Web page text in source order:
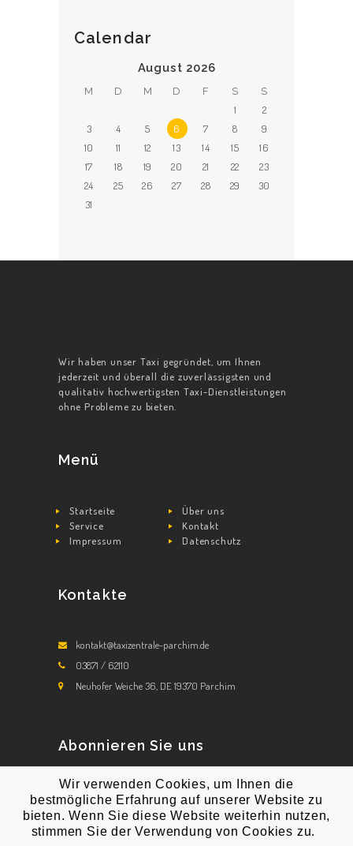
Calendar
August 2026
M D M D F S S
1
2
3
4 5 6 7 8
9
10
11 12 13 14 15
16
17
18 19 20 21 22
23
24
25 26 27 28 29
30
31
Wir haben unser Taxi gegründet, um Ihnen
jederzeit und überall die zuverlässigsten und
qualitativ hochwertigsten Taxi-Dienstleistungen
ohne Probleme zu bieten.
Menü
Startseite
Über uns
Service
Kontakt
Impressum
Datenschutz
Kontakte
kontakt@taxizentrale-parchim.de
03871 / 62110
Neuhofer Weiche 36, DE 19370 Parchim
Abonnieren Sie uns
Abonnieren Sie unsere Newsletters!
Wir verwenden Cookies, um Ihnen die
bestmögliche Erfahrung auf unserer Website zu
bieten. Wenn Sie diese Website weiterhin nutzen,
stimmen Sie der Verwendung von Cookies zu.